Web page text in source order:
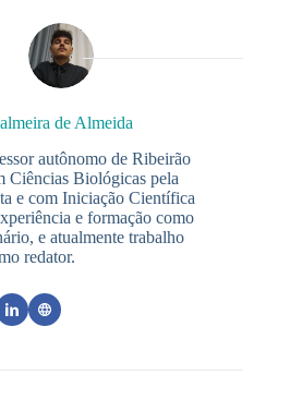
de Almeida
autônomo de Ribeirão
Ciências Biológicas pela
e com Iniciação Científica
e formação como
e atualmente trabalho
redator.